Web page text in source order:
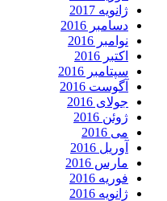
ژانویه 2017
دسامبر 2016
نوامبر 2016
اکتبر 2016
سپتامبر 2016
آگوست 2016
جولای 2016
ژوئن 2016
می 2016
آوریل 2016
مارس 2016
فوریه 2016
ژانویه 2016